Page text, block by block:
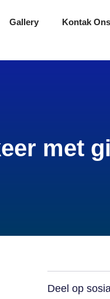
Gallery Kontak Ons
met
Deel op